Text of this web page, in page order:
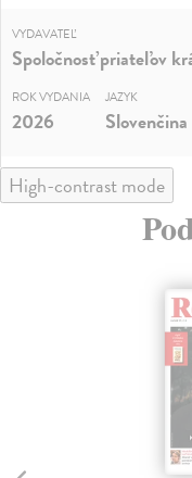
VYDAVATEĽ
Spoločnosť priateľov
ROK VYDANIA
2026
JAZYK
Slovenčina
High-contrast mode